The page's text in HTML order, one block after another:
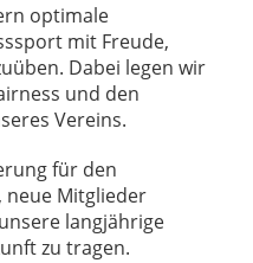
optimale
mit Freude,
Dabei legen wir
und den
Vereins.
für den
neue Mitglieder
langjährige
zu tragen.